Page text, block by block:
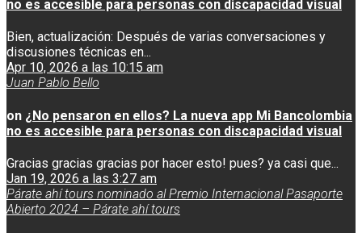
no es accesible para personas con discapacidad visual
Bien, actualización: Después de varias conversaciones y
discusiones técnicas en...
Apr 10, 2026 a las 10:15 am
Juan Pablo Bello
on ¿No pensaron en ellos? La nueva app Mi Bancolombia
no es accesible para personas con discapacidad visual
Gracias gracias gracias por hacer esto! pues? ya casi que...
Jan 19, 2026 a las 3:27 am
Párate ahí tours nominado al Premio Internacional Pasaporte
Abierto 2024 – Párate ahí tours